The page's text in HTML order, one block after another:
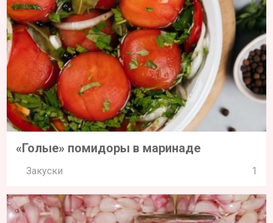
«Голые» помидоры в маринаде
Закуски 1